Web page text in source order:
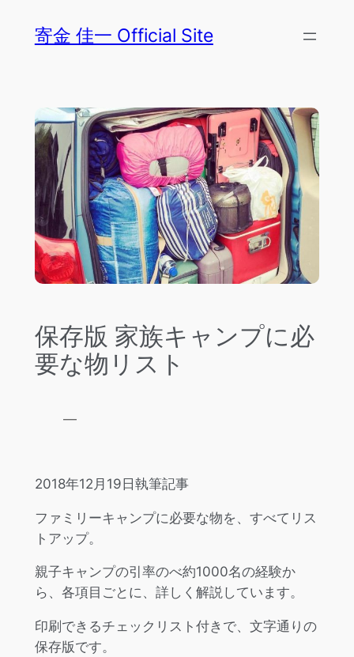
寄金 佳一 Official Site
保存版 家族キャンプに必
要な物リスト
—
2018年12月19日執筆記事
ファミリーキャンプに必要な物を、すべてリス
トアップ。
親子キャンプの引率のべ約1000名の経験か
ら、各項目ごとに、詳しく解説しています。
印刷できるチェックリスト付きで、文字通りの
保存版です。